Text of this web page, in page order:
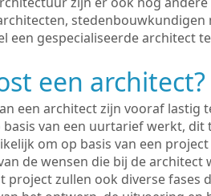
een gespecialiseerde architect
een architect?
een architect zijn vooraf lastig
van een uurtarief werkt,
om op basis van een
de wensen die bij de architect
project zullen ook diverse